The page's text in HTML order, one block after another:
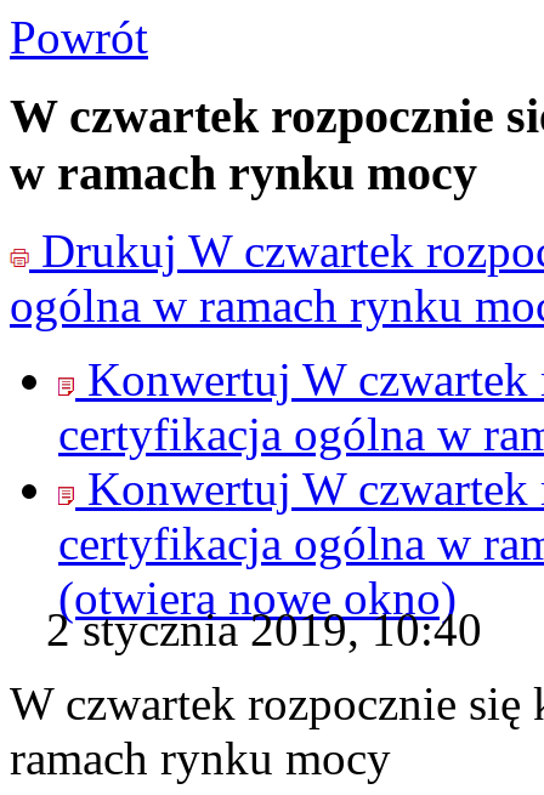
Powrót
W czwartek rozpocznie
w ramach rynku mocy
Drukuj W czwartek
ogólna w ramach rynku
Konwertuj W czwartek
certyfikacja ogólna w
Konwertuj W czwartek
certyfikacja ogólna w
(otwiera nowe okno)
2 stycznia 2019, 10:40
W czwartek rozpocznie
ramach rynku mocy